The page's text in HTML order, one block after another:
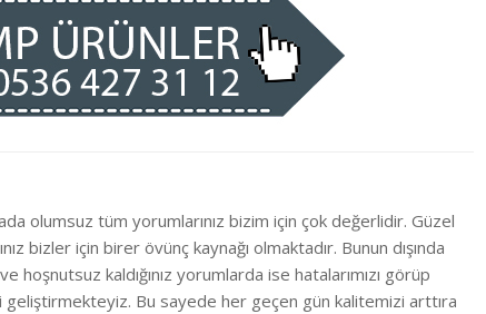
olumsuz tüm yorumlarınız bizim için çok değerlidir. Güzel
bizler için birer övünç kaynağı olmaktadır. Bunun dışında
hoşnutsuz kaldığınız yorumlarda ise hatalarımızı görüp
geliştirmekteyiz. Bu sayede her geçen gün kalitemizi arttıra